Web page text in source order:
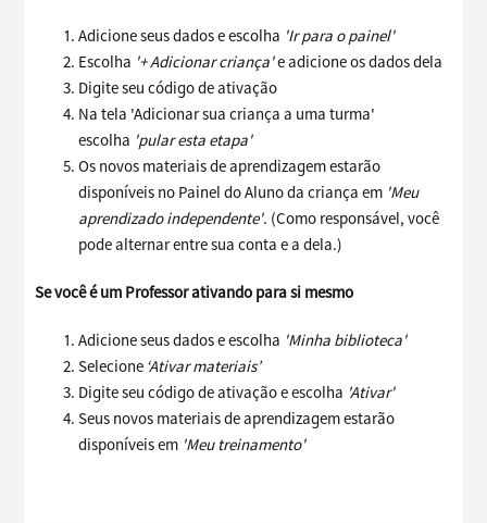
Adicione seus dados e escolha 'Ir para o painel'
Escolha '+ Adicionar criança'e adicione os dados dela
Digite seu código de ativação
Na tela 'Adicionar sua criança a uma turma'
escolha 'pular esta etapa'
Os novos materiais de aprendizagem estarão
disponíveis no Painel do Aluno da criança em 'Meu
aprendizado independente'. (Como responsável, você
pode alternar entre sua conta e a dela.)
Se você é um Professor ativando para si mesmo
Adicione seus dados e escolha 'Minha biblioteca'
Selecione ‘Ativar materiais’
Digite seu código de ativação e escolha 'Ativar'
Seus novos materiais de aprendizagem estarão
disponíveis em 'Meu treinamento'